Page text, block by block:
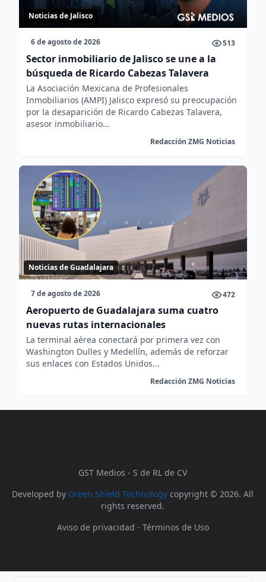
Noticias de Jalisco
6 de agosto de 2026 513
Sector inmobiliario de Jalisco se une a la
búsqueda de Ricardo Cabezas Talavera
La Asociación Mexicana de Profesionales
Inmobiliarios (AMPI) Jalisco expresó su preocupación
por la desaparición de Ricardo Cabezas Talavera,
asesor inmobiliario...
Redacción ZMG Noticias
Noticias de Guadalajara
7 de agosto de 2026 472
Aeropuerto de Guadalajara suma cuatro
nuevas rutas internacionales
La terminal aérea conectará por primera vez con
Washington Dulles y Medellín, además de reforzar
sus enlaces con Estados Unidos...
Redacción ZMG Noticias
GST Medios - S de RL de CV
Developed by Green Shield Technology copyright © 2026. All
rights reserved.
Aviso de privacidad - Términos de Uso